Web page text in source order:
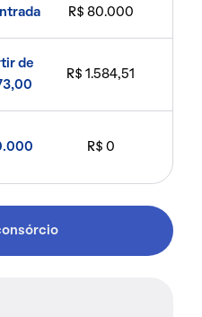
R$ 80.000
de
R$ 1.584,51
R$ 0